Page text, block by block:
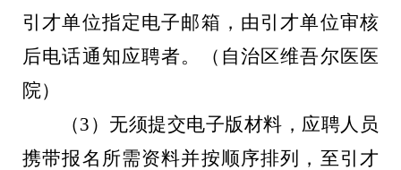
引才单位指定电子邮箱 ，由引才单位审核
后电话通知应聘者。
（自治区维吾尔医医
院）
（3 ）无须提交电子版材料， 应聘人员
携带报名所需资料并按顺序排列，至引才